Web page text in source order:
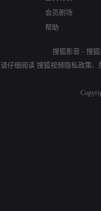
会员剧场
帮助
搜狐影音 - 搜
请仔细阅读 搜狐视频隐私政策、